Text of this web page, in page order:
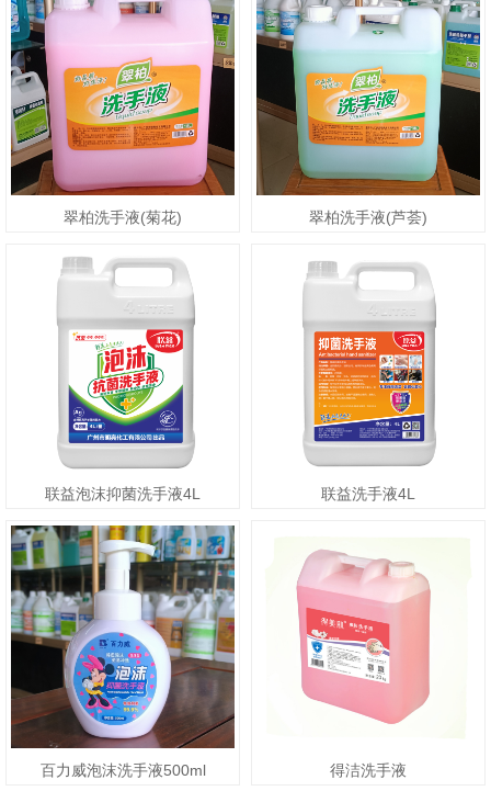
翠柏洗手液(菊花) 翠柏洗手液(芦荟)
联益泡沫抑菌洗手液4L 联益洗手液4L
百力威泡沫洗手液500ml 得洁洗手液